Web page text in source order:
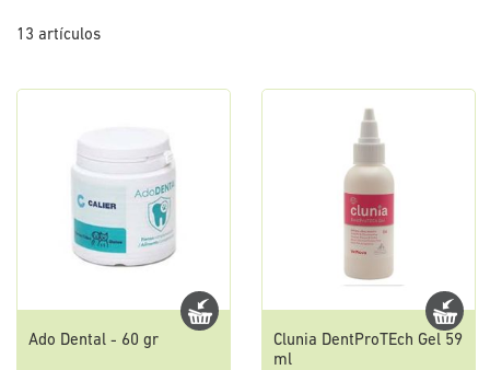
13 artículos
Ado Dental - 60 gr
Clunia DentProTEch Gel 59
ml